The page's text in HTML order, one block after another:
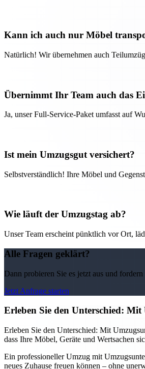
Kann ich auch nur Möbel
Natürlich! Wir übernehmen auch
Übernimmt Ihr Team auch das
Ja, unser Full-Service-Paket umfasst auf
Ist mein Umzugsgut versichert?
Selbstverständlich! Ihre Möbel und
Wie läuft der Umzugstag ab?
Unser Team erscheint pünktlich vor Ort,
Alle Fragen geklärt?
Dann probieren Sie es jetzt aus und
Jetzt Anfrage starten
Erleben Sie den Unterschied:
Erleben Sie den Unterschied: Mit
dass Ihre Möbel, Geräte und Wertsachen
Ein professioneller Umzug mit
neues Zuhause freuen können – ohne